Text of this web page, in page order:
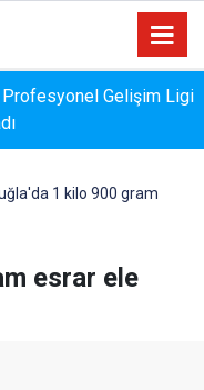
Gelişim Ligi
1 kilo 900 gram
esrar ele